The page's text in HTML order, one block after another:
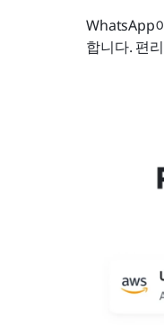
WhatsApp
합니다. 편